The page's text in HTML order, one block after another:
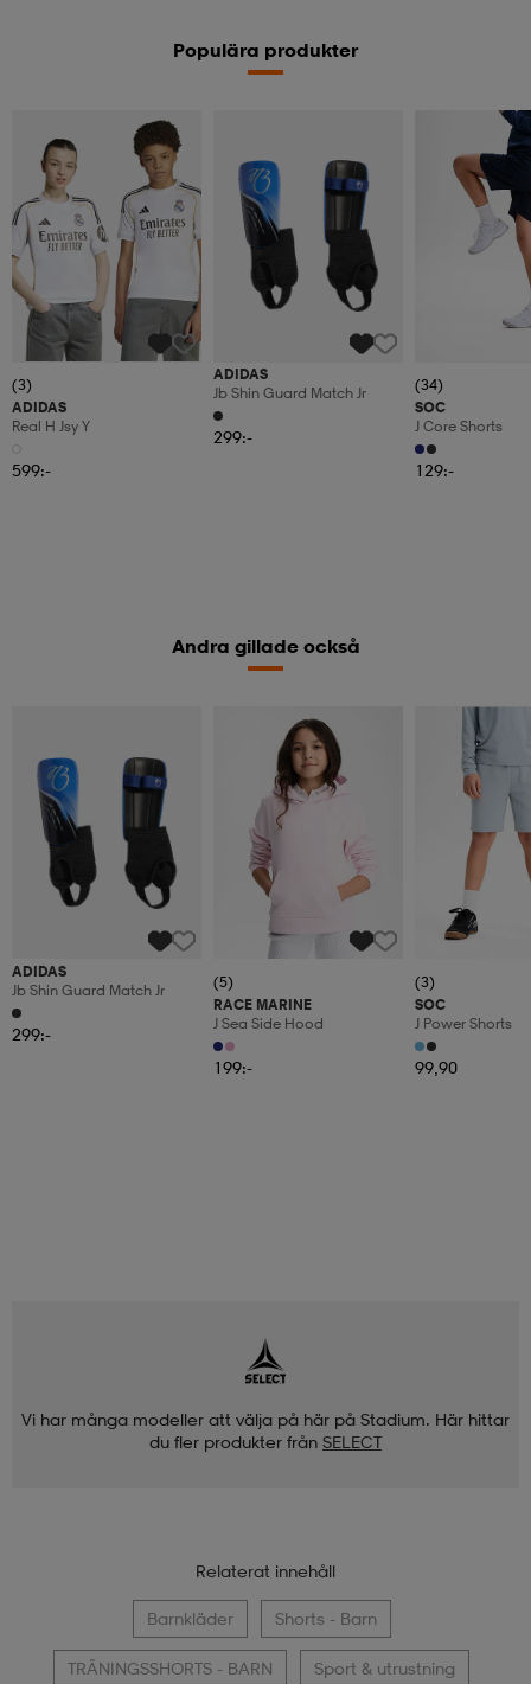
Populära produkter
(3)
ADIDAS
Real H Jsy Y
599:-
ADIDAS
Jb Shin Guard Match Jr
299:-
(34)
SOC
J Core Shorts
129:-
Andra gillade också
ADIDAS
Jb Shin Guard Match Jr
299:-
(5)
RACE MARINE
J Sea Side Hood
199:-
(3)
SOC
J Power Shorts
99,90
Vi har många modeller att välja på här på Stadium. Här hittar
du fler produkter från SELECT
Relaterat innehåll
Barnkläder Shorts - Barn
TRÄNINGSSHORTS - BARN Sport & utrustning